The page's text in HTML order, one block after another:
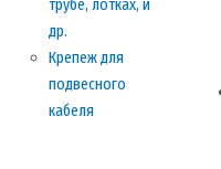
трубе, лотках, и
др.
Крепеж для
подвесного
кабеля